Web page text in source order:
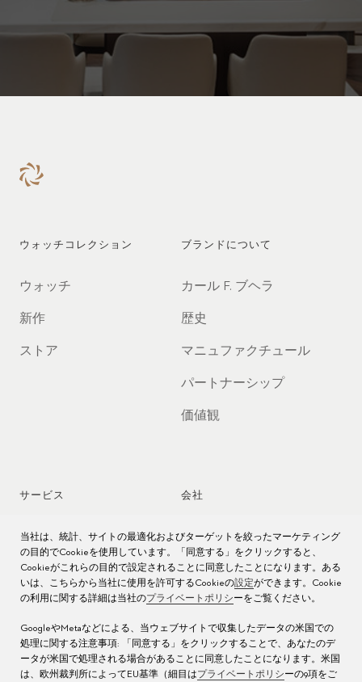
ウォッチコレクション
ウォッチ
新作
ストア
ブランドについて
カール F. ブヘラ
歴史
マニュファクチュール
パートナーシップ
価値観
サービス
時計アフターサービス
時計のお手入れ
取扱説明書
よくある質問
サービス センター
会社
ジョブズ
プレス
お問い合わせ先
当社は、統計、サイトの最適化およびターゲットを絞ったマーケティング
の目的でCookieを使用しています。「同意する」をクリックすると、
Cookieがこれらの目的で設定されることに同意したことになります。ある
いは、こちらから当社に使用を許可するCookieの設定ができます。Cookie
の利用に関する詳細は当社のプライベートポリシーをご覧ください。
GoogleやMetaなどによる、当ウェブサイトで収集したデータの米国での
処理に関する注意事項: 「同意する」をクリックすることで、あなたのデ
ータが米国で処理される場合があることに同意したことになります。米国
は、欧州裁判所によってEU基準（細目はプライベートポリシーの9項をご